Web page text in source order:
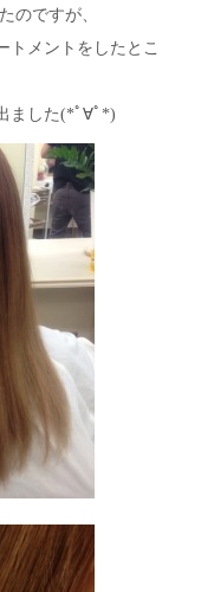
のですが、
トメントをしたとこ
ました(*ﾟ∀ﾟ*)